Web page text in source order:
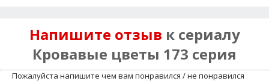
Напишите отзыв к сериалу
Кровавые цветы 173 серия
Пожалуйста напишите чем вам понравился / не понравился